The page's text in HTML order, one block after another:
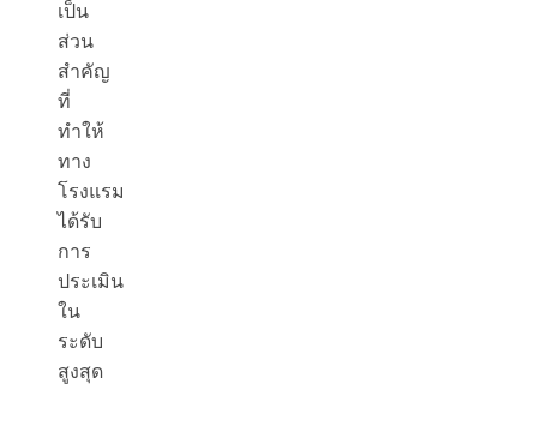
เป็น
ส่วน
สำคัญ
ที่
ทำให้
ทาง
โรงแรม
ได้รับ
การ
ประเมิน
ใน
ระดับ
สูงสุด